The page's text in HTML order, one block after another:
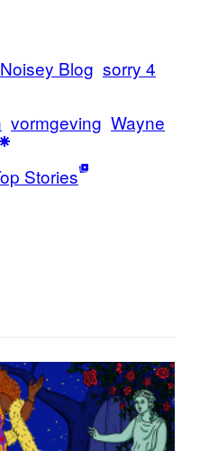
Noisey Blog sorry 4
vormgeving Wayne
Stories